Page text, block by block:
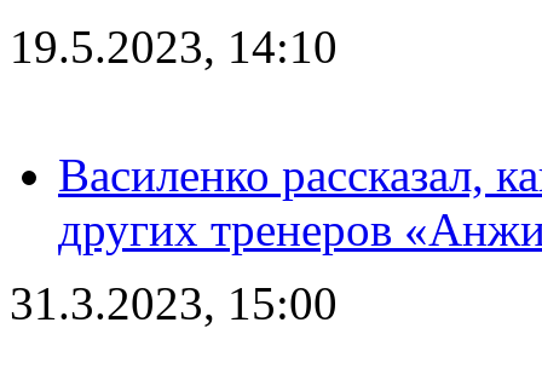
19.5.2023, 14:10
Василенко рассказал,
других тренеров
31.3.2023, 15:00